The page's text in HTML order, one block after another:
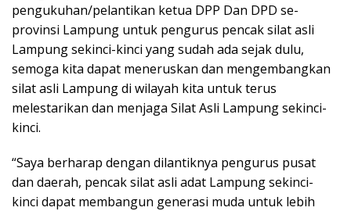
pengukuhan/pelantikan ketua DPP Dan DPD se-
provinsi Lampung untuk pengurus pencak silat asli
Lampung sekinci-kinci yang sudah ada sejak dulu,
semoga kita dapat meneruskan dan mengembangkan
silat asli Lampung di wilayah kita untuk terus
melestarikan dan menjaga Silat Asli Lampung sekinci-
kinci.
“Saya berharap dengan dilantiknya pengurus pusat
dan daerah, pencak silat asli adat Lampung sekinci-
kinci dapat membangun generasi muda untuk lebih